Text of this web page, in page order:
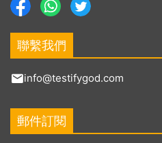
聯繫我們
info@testifygod.com
郵件訂閱